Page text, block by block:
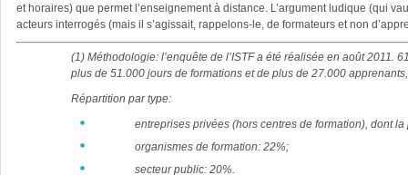
et horaires) que permet l’enseignement à distance. L’argument ludique (qui
acteurs interrogés (mais il s’agissait, rappelons-le, de formateurs et non
(1) Méthodologie: l’enquête de l’ISTF a été réalisée en août 2011.
plus de 51.000 jours de formations et de plus de 27.000
Répartition par type:
entreprises privées (hors centres de formation), dont
organismes de formation: 22%;
secteur public: 20%.